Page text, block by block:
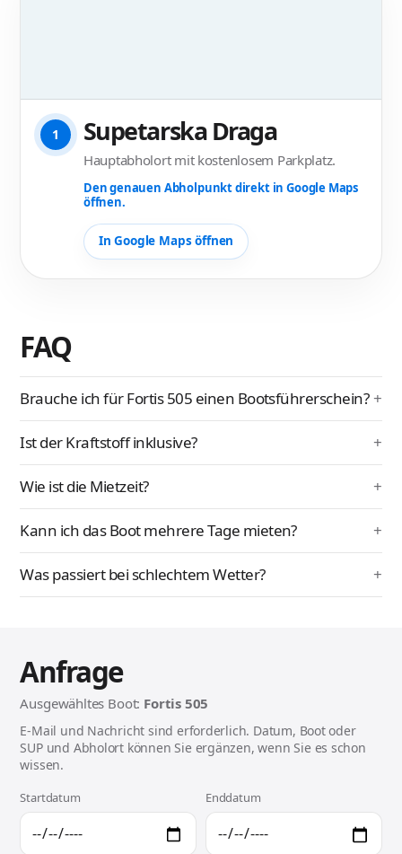
1 Supetarska Draga
Hauptabholort mit kostenlosem Parkplatz.
Den genauen Abholpunkt direkt in Google Maps
öffnen.
In Google Maps öffnen
FAQ
Brauche ich für Fortis 505 einen Bootsführerschein?
Ist der Kraftstoff inklusive?
Wie ist die Mietzeit?
Kann ich das Boot mehrere Tage mieten?
Was passiert bei schlechtem Wetter?
Anfrage
Ausgewähltes Boot: Fortis 505
E-Mail und Nachricht sind erforderlich. Datum, Boot oder
SUP und Abholort können Sie ergänzen, wenn Sie es schon
wissen.
Startdatum Enddatum